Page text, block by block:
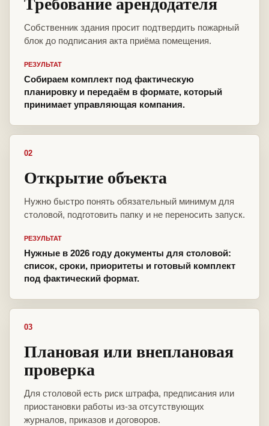
Собственник здания просит подтвердить пожарный
блок до подписания акта приёма помещения.
РЕЗУЛЬТАТ
Собираем комплект под фактическую
планировку и передаём в формате, который
принимает управляющая компания.
02
Открытие объекта
Нужно быстро понять обязательный минимум для
столовой, подготовить папку и не переносить запуск.
РЕЗУЛЬТАТ
Нужные в 2026 году документы для столовой:
список, сроки, приоритеты и готовый комплект
под фактический формат.
03
Плановая или внеплановая
проверка
Для столовой есть риск штрафа, предписания или
приостановки работы из-за отсутствующих
журналов, приказов и договоров.